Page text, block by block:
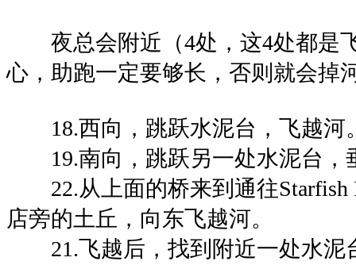
夜总会附近（4处，这4处都是
心，助跑一定要够长，否则就会掉
18.西向，跳跃水泥台，飞越河
19.南向，跳跃另一处水泥台，
22.从上面的桥来到通往Starfish
店旁的土丘，向东飞越河。
21.飞越后，找到附近一处水泥